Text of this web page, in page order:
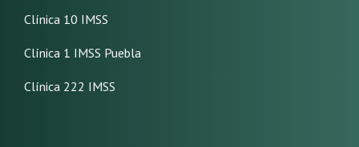
Clínica 10 IMSS
Clínica 1 IMSS Puebla
Clínica 222 IMSS